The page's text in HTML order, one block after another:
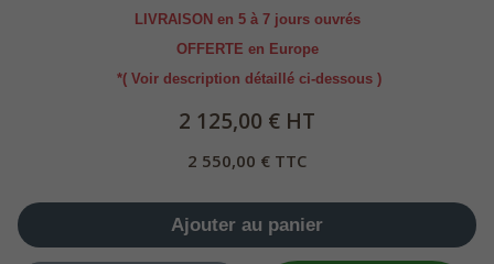
LIVRAISON en 5 à 7 jours ouvrés
OFFERTE en Europe
*( Voir description détaillé ci-dessous )
2 125,00 € HT
2 550,00 € TTC
Ajouter au panier